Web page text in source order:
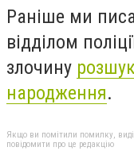
Раніше ми
відділом
злочину
народження.
Якщо ви помітили помилку,
повідомити про це редакцію